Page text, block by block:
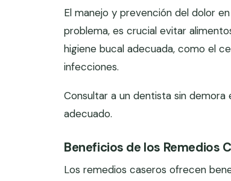
El manejo y prevención del dolor
problema, es crucial evitar
higiene bucal adecuada, como el
infecciones.
Consultar a un dentista sin
adecuado.
Beneficios de los Remedios
Los remedios caseros ofrecen